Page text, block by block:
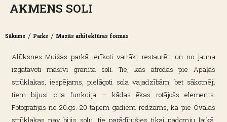
AKMENS SOLI
Sākums / Parks / Mazās arhitektūras formas
Alūksnes Muižas parkā ierīkoti vairāki restaurēti un no jauna
izgatavoti masīvi granīta soli. Tie, kas atrodas pie Apaļās
strūklakas, iespējams, pielāgoti sola vajadzībām, bet sākotnēji
tiem bijusi cita funkcija – kādas ēkas rotājošs elements.
Fotogrāfijās no 20.gs. 20-tajiem gadiem redzams, ka pie Ovālās
strūklakas nav bijis solu, tie parādījušies tikai padomju laikā.